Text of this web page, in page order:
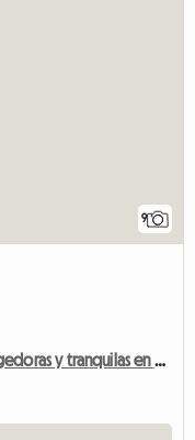
9
Piso compartido de 2 habitaciones acogedoras y tranquilas en Gradignan